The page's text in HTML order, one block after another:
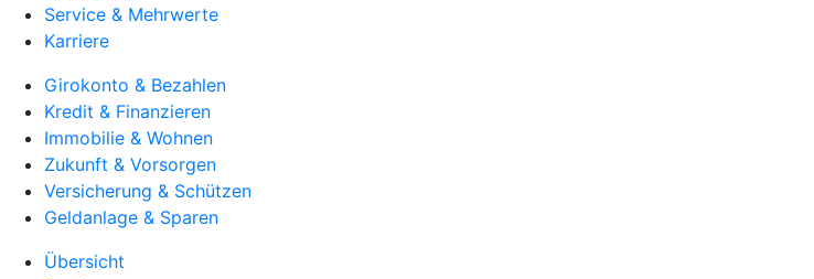
Service & Mehrwerte
Karriere
Girokonto & Bezahlen
Kredit & Finanzieren
Immobilie & Wohnen
Zukunft & Vorsorgen
Versicherung & Schützen
Geldanlage & Sparen
Übersicht